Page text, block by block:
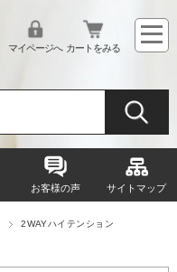
マイページへ カートをみる
お客様の声 サイトマップ
2WAYハイテンション